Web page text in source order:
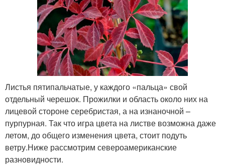
Листья пятипальчатые, у каждого «пальца» свой
отдельный черешок. Прожилки и область около них на
лицевой стороне серебристая, а на изнаночной –
пурпурная. Так что игра цвета на листве возможна даже
летом, до общего изменения цвета, стоит подуть
ветру.Ниже рассмотрим североамериканские
разновидности.